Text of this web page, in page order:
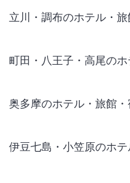
立川・調布のホテル・
町田・八王子・高尾の
奥多摩のホテル・旅館
伊豆七島・小笠原のホ